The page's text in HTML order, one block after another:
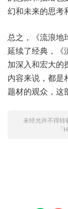
幻和未来的思考
总之，《流浪地
延续了经典，《
加深入和宏大的
内容来说，都是
题材的观众，这
未经允许不得转